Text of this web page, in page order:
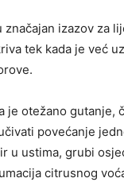
izazov za
tek kada je već
je otežano
​​povećanje
u ustima, grubi
citrusnog